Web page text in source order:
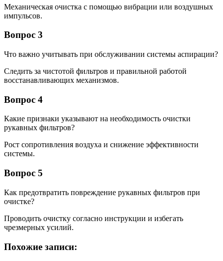
Механическая очистка с помощью вибрации или воздушных
импульсов.
Вопрос 3
Что важно учитывать при обслуживании системы аспирации?
Следить за чистотой фильтров и правильной работой
восстанавливающих механизмов.
Вопрос 4
Какие признаки указывают на необходимость очистки
рукавных фильтров?
Рост сопротивления воздуха и снижение эффективности
системы.
Вопрос 5
Как предотвратить повреждение рукавных фильтров при
очистке?
Проводить очистку согласно инструкции и избегать
чрезмерных усилий.
Похожие записи: